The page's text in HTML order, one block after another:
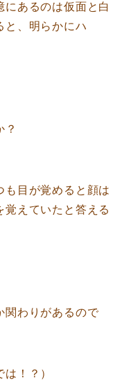
あるのは仮面と白
と、明らかにハ
？
も目が覚めると顔は
覚えていたと答える
関わりがあるので
！？）